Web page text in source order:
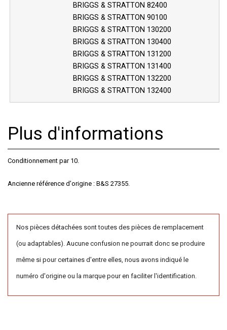
BRIGGS & STRATTON 82400
BRIGGS & STRATTON 90100
BRIGGS & STRATTON 130200
BRIGGS & STRATTON 130400
BRIGGS & STRATTON 131200
BRIGGS & STRATTON 131400
BRIGGS & STRATTON 132200
BRIGGS & STRATTON 132400
Plus d'informations
Conditionnement par 10.
Ancienne référence d'origine : B&S 27355.
Nos pièces détachées sont toutes des pièces de remplacement
(ou adaptables). Aucune confusion ne pourrait donc se produire
même si pour certaines d'entre elles, nous avons indiqué le
numéro d'origine ou la marque pour en faciliter l'identification.